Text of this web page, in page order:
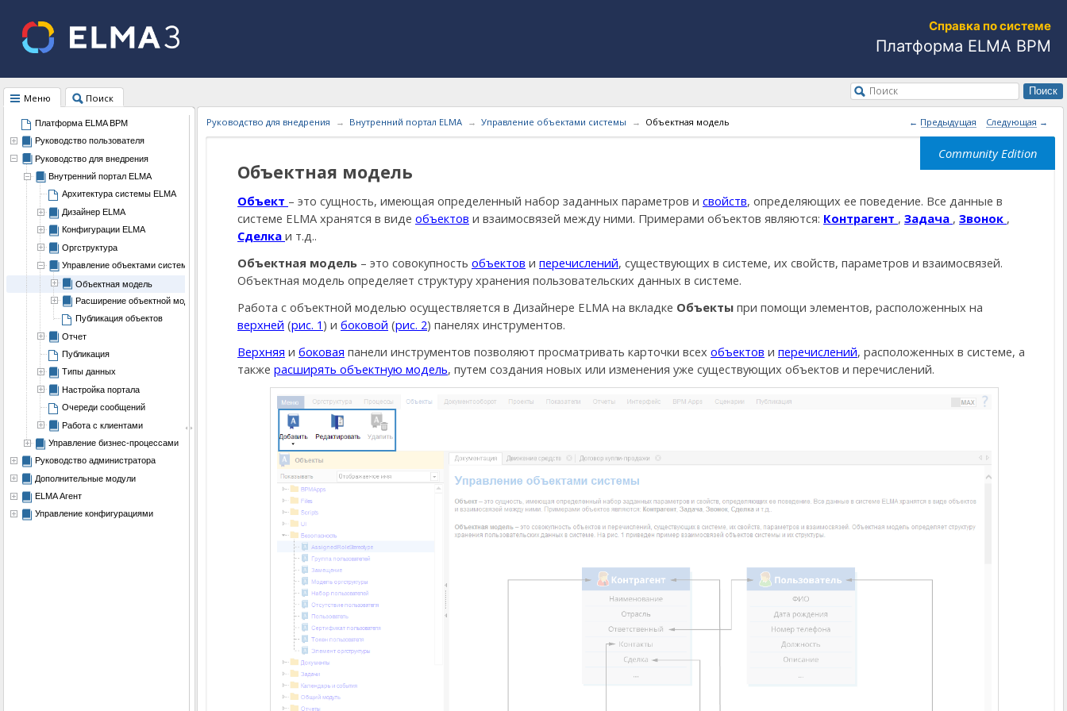
Справка по системе
Платформа ELMA BPM
Меню Поиск
Платформа ELMA BPM
Руководство пользователя
Руководство для внедрения
Внутренний портал ELMA
Архитектура системы ELMA
Дизайнер ELMA
Конфигурации ELMA
Оргструктура
Управление объектами системы
Объектная модель
Расширение объектной модели
Публикация объектов
Отчет
Публикация
Типы данных
Настройка портала
Очереди сообщений
Работа с клиентами
Управление бизнес-процессами
Руководство администратора
Дополнительные модули
ELMA Агент
Управление конфигурациями
Поиск Поиск
Руководство для внедрения Внутренний портал ELMA Управление объектами системы Объектная модель Предыдущая Следующая
Объектная модель
Объект – это сущность, имеющая определенный набор заданных параметров и свойств, определяющих ее поведение. Все данные в
системе ELMA хранятся в виде объектов и взаимосвязей между ними. Примерами объектов являются: Контрагент , Задача , Звонок ,
Сделка и т.д..
Объектная модель – это совокупность объектов и перечислений, существующих в системе, их свойств, параметров и взаимосвязей.
Объектная модель определяет структуру хранения пользовательских данных в системе.
Работа с объектной моделью осуществляется в Дизайнере ELMA на вкладке Объекты при помощи элементов, расположенных на
верхней (рис. 1 ) и боковой (рис. 2) панелях инструментов.
Верхняя и боковая панели инструментов позволяют просматривать карточки всех объектов и перечислений, расположенных в системе, а
также расширять объектную модель, путем создания новых или изменения уже существующих объектов и перечислений.